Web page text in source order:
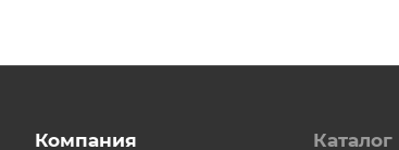
Компания Каталог